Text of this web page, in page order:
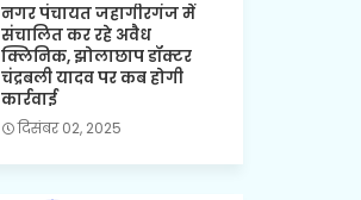
नगर पंचायत जहागीरगंज में
संचालित कर रहे अवैध
क्लिनिक, झोलाछाप डॉक्टर
चंद्रबली यादव पर कब होगी
कार्रवाई
दिसंबर 02, 2025